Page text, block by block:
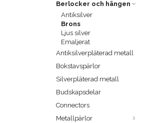
Berlocker och hängen
Antiksilver
Brons
Ljus silver
Emaljerat
Antiksilverpläterad metall
Bokstavspärlor
Silverpläterad metall
Budskapsdelar
Connectors
Metallpärlor